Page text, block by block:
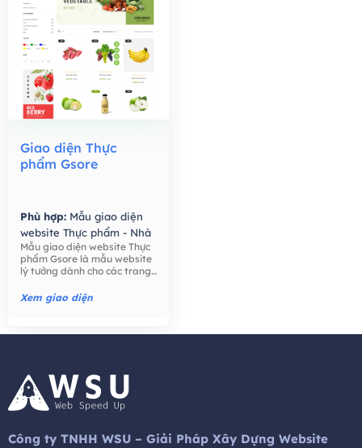
Giao diện Thực
phẩm Gsore
Phù hợp: Mẫu giao diện
website Thực phẩm - Nhà
Hàng,Mẫu giao diện
website Bán hàng -
Thương mại điện tử,
Mẫu giao diện website Thực
phẩm Gsore là mẫu website
lý tưởng dành cho các trang
phẩm, công ty thực phẩm,
thực phẩm hữu cơ, nước ép
trái cây, ..
Xem giao diện
Công ty TNHH WSU – Giải Pháp Xây Dựng Website